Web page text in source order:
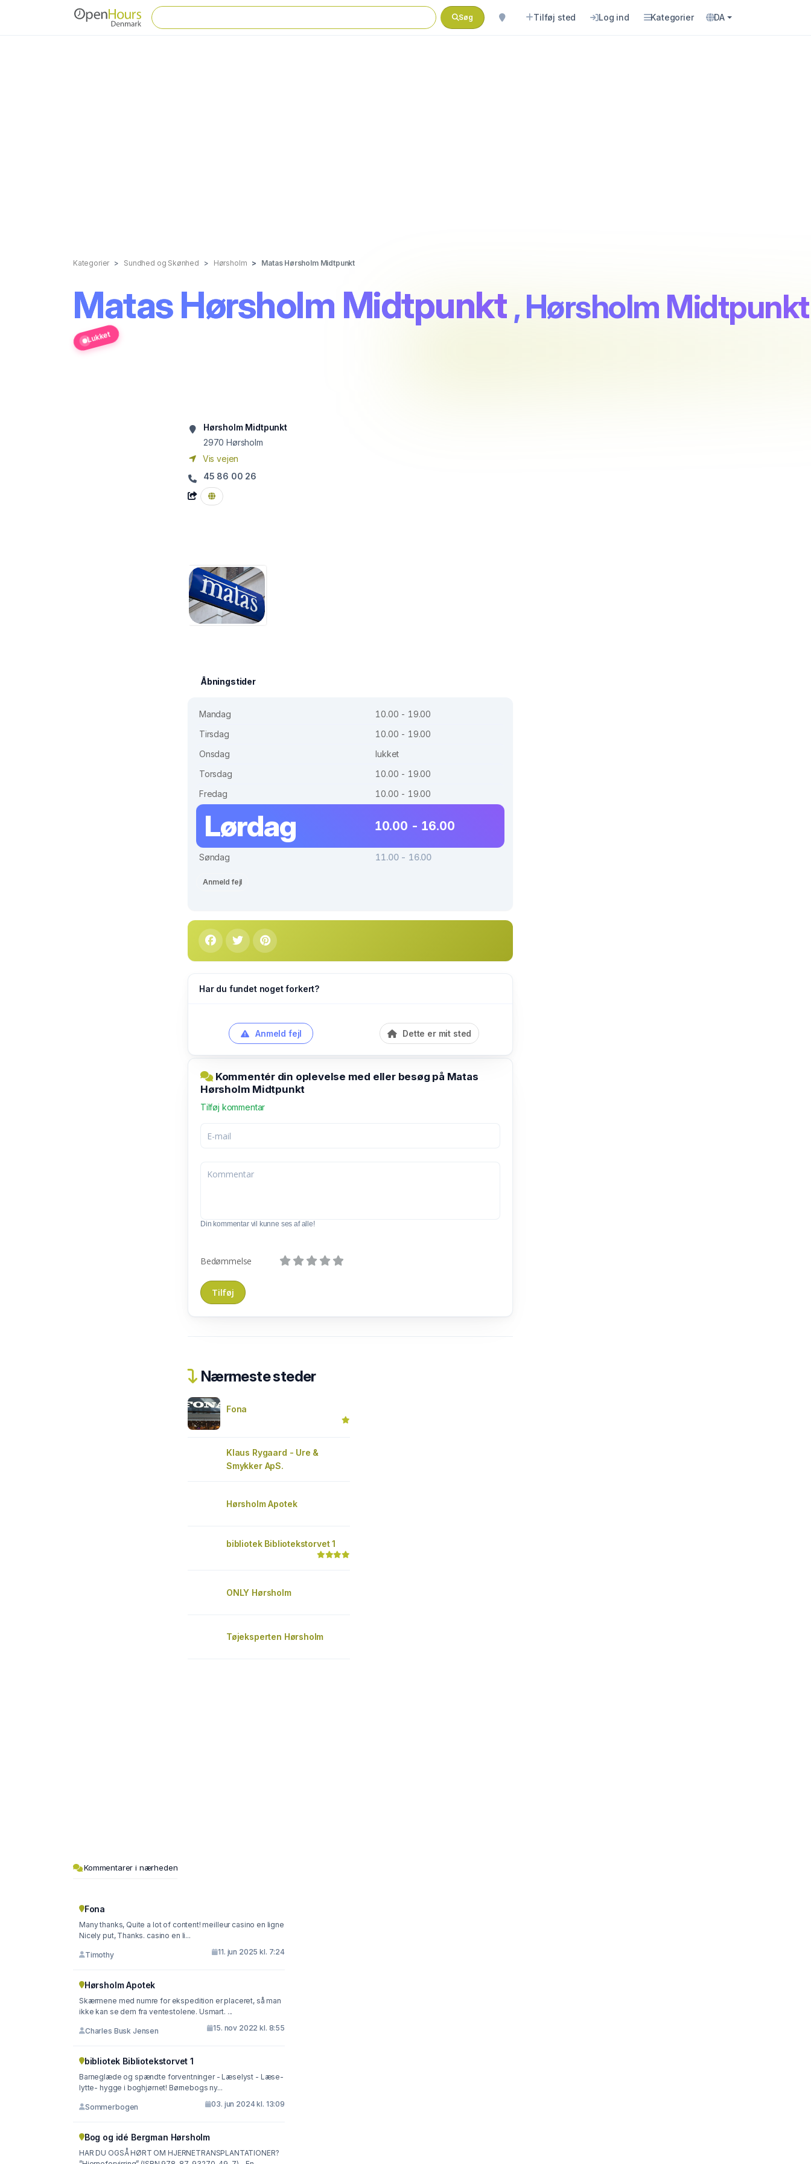
Søg Tilføj sted Log ind Kategorier DA
Kategorier Sundhed og Skønhed Hørsholm Matas Hørsholm Midtpunkt
Matas Hørsholm Midtpunkt , Hørsholm Midtpunkt
Lukket
Hørsholm Midtpunkt
2970 Hørsholm
Vis vejen
45 86 00 26
Åbningstider
Mandag
10.00 - 19.00
Tirsdag
10.00 - 19.00
Onsdag
lukket
Torsdag
10.00 - 19.00
Fredag
10.00 - 19.00
Lørdag 10.00 - 16.00
Søndag 11.00 - 16.00
Anmeld fejl
Har du fundet noget forkert?
Anmeld fejl Dette er mit sted
Kommentér din oplevelse med eller besøg på Matas
Hørsholm Midtpunkt
Tilføj kommentar
Din kommentar vil kunne ses af alle!
Bedømmelse
Nærmeste steder
Fona
Klaus Rygaard - Ure &
Smykker ApS.
Hørsholm Apotek
bibliotek Bibliotekstorvet 1
ONLY Hørsholm
Tøjeksperten Hørsholm
Kommentarer i nærheden
Fona
Many thanks, Quite a lot of content! meilleur casino en ligne
Nicely put, Thanks. casino en li...
Timothy 11. jun 2025 kl. 7:24
Hørsholm Apotek
Skærmene med numre for ekspedition er placeret, så man
ikke kan se dem fra ventestolene. Usmart. ...
Charles Busk Jensen 15. nov 2022 kl. 8:55
bibliotek Bibliotekstorvet 1
Barneglæde og spændte forventninger - Læselyst - Læse-
lytte- hygge i boghjørnet! Børnebogs ny...
Sommerbogen 03. jun 2024 kl. 13:09
Bog og idé Bergman Hørsholm
HAR DU OGSÅ HØRT OM HJERNETRANSPLANTATIONER?